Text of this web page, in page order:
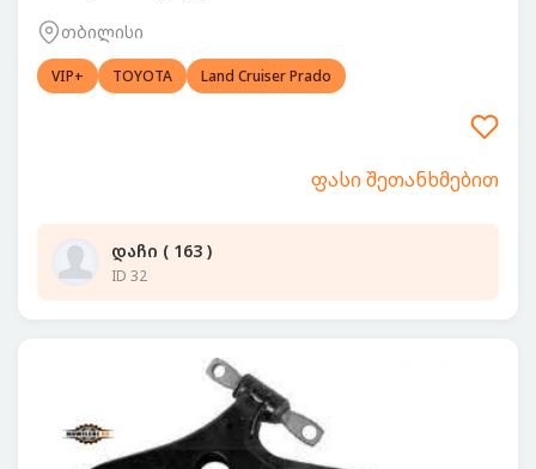
თბილისი
VIP+ TOYOTA Land Cruiser Prado
ფასი შეთანხმებით
დაჩი ( 163 )
ID 32